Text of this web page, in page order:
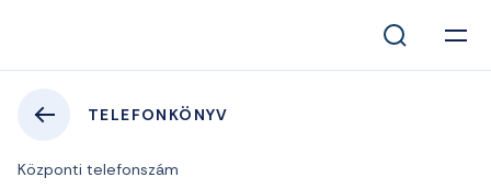
TELEFONKÖNYV
Központi telefonszám